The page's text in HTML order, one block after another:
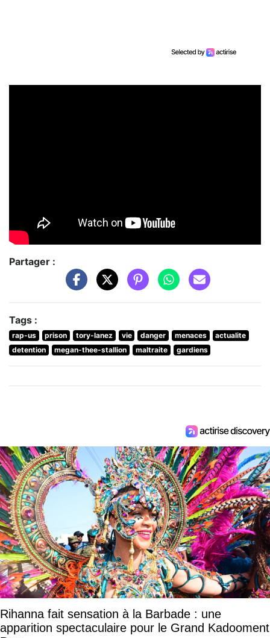
Partager :
Tags :
rap-us prison tory-lanez vie danger menaces
actualite
detention
megan-thee-stallion maltraite gardiens
Rihanna fait sensation à la Barbade : une
apparition spectaculaire pour le Grand Kadooment